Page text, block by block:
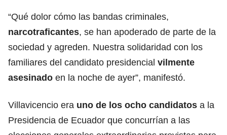
“Qué dolor cómo las bandas criminales,
narcotraficantes, se han apoderado de parte de la
sociedad y agreden. Nuestra solidaridad con los
familiares del candidato presidencial vilmente
asesinado en la noche de ayer”, manifestó.
Villavicencio era uno de los ocho candidatos a la
Presidencia de Ecuador que concurrían a las